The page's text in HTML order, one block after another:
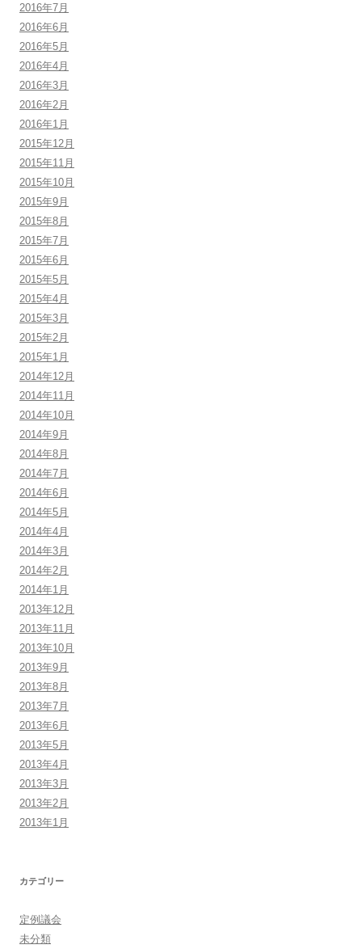
2016年7月
2016年6月
2016年5月
2016年4月
2016年3月
2016年2月
2016年1月
2015年12月
2015年11月
2015年10月
2015年9月
2015年8月
2015年7月
2015年6月
2015年5月
2015年4月
2015年3月
2015年2月
2015年1月
2014年12月
2014年11月
2014年10月
2014年9月
2014年8月
2014年7月
2014年6月
2014年5月
2014年4月
2014年3月
2014年2月
2014年1月
2013年12月
2013年11月
2013年10月
2013年9月
2013年8月
2013年7月
2013年6月
2013年5月
2013年4月
2013年3月
2013年2月
2013年1月
カテゴリー
定例議会
未分類